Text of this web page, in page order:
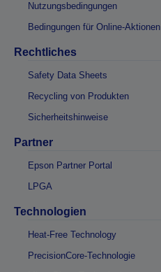
Nutzungsbedingungen
Bedingungen für Online-Aktionen
Rechtliches
Safety Data Sheets
Recycling von Produkten
Sicherheitshinweise
Partner
Epson Partner Portal
LPGA
Technologien
Heat-Free Technology
PrecisionCore-Technologie